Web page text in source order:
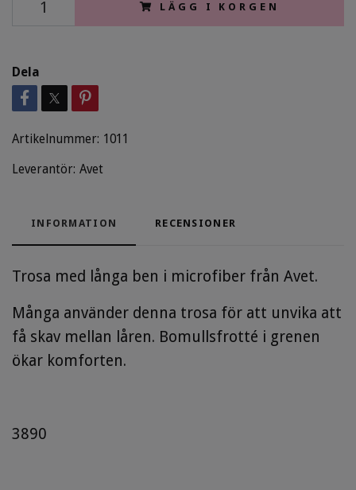
LÄGG I KORGEN
Dela
Artikelnummer: 1011
Leverantör: Avet
INFORMATION RECENSIONER
Trosa med långa ben i microfiber från Avet.
Många använder denna trosa för att unvika att
få skav mellan låren. Bomullsfrotté i grenen
ökar komforten.
3890